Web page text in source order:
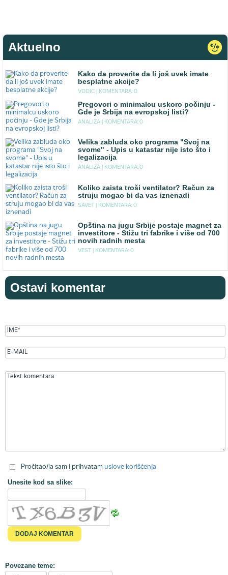
Aktuelno
Kako da proverite da li još uvek imate
besplatne akcije?
VODIC | KOMENTARA: 0
Pregovori o minimalcu uskoro počinju -
Gde je Srbija na evropskoj listi?
ANALIZA | KOMENTARA: 0
Velika zabluda oko programa "Svoj na
svome" - Upis u katastar nije isto što i
legalizacija
ANALIZA | KOMENTARA: 0
Koliko zaista troši ventilator? Račun za
struju mogao bi da vas iznenadi
SAVET | KOMENTARA: 0
Opština na jugu Srbije postaje magnet za
investitore - Stižu tri fabrike i više od 700
novih radnih mesta
VEST | KOMENTARA: 0
Ostavi komentar
Pročitao/la sam i prihvatam uslove korišćenja
Unesite kod sa slike:
Povezane teme: